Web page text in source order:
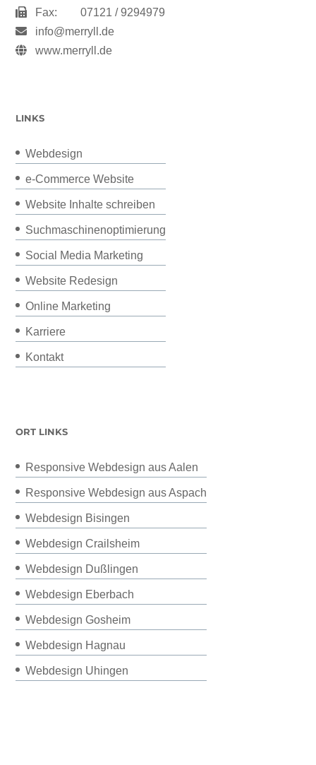
Fax:
07121 / 9294979
info@merryll.de
www.merryll.de
LINKS
Webdesign
e-Commerce Website
Website Inhalte schreiben
Suchmaschinenoptimierung
Social Media Marketing
Website Redesign
Online Marketing
Karriere
Kontakt
ORT LINKS
Responsive Webdesign aus Aalen
Responsive Webdesign aus Aspach
Webdesign Bisingen
Webdesign Crailsheim
Webdesign Dußlingen
Webdesign Eberbach
Webdesign Gosheim
Webdesign Hagnau
Webdesign Uhingen